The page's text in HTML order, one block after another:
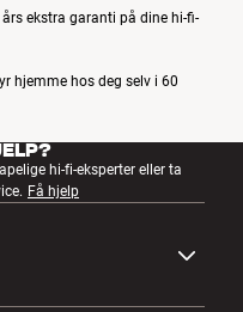
ekstra garanti på dine hi-fi-
hjemme hos deg selv i 60
hi-fi-eksperter eller ta
Få hjelp